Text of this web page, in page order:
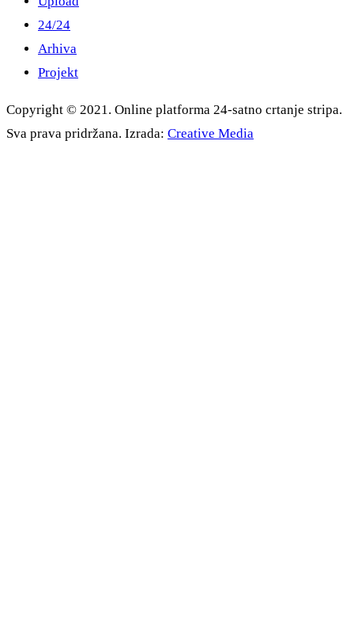
24/24
Arhiva
Projekt
Copyright © 2021. Online platforma 24-satno crtanje stripa.
Sva prava pridržana. Izrada: Creative Media